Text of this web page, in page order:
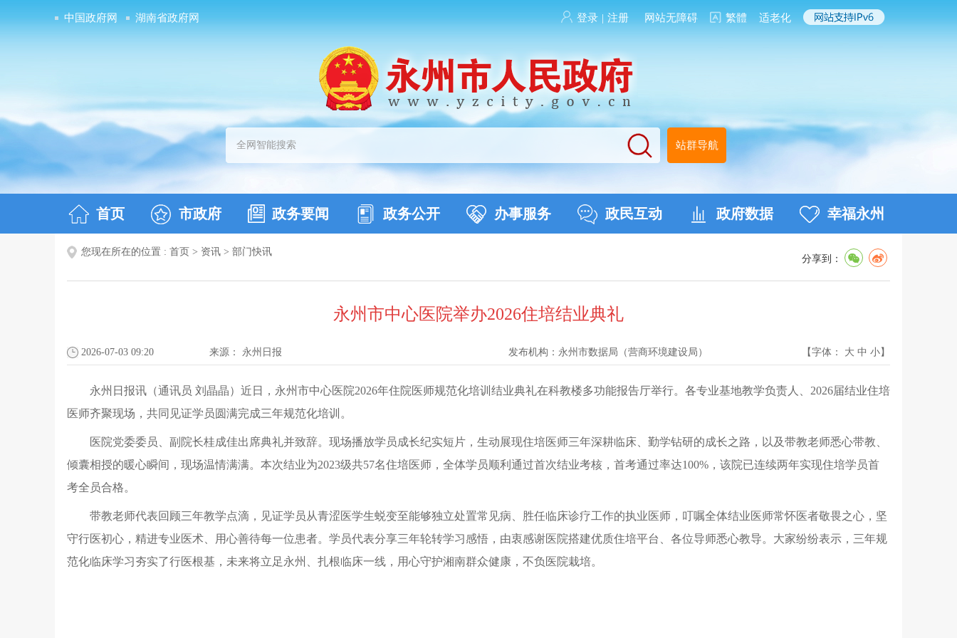
中国政府网 湖南省政府网 登录 | 注册 网站无障碍 繁體 适老化
站群导航
首页 市政府 政务要闻 政务公开 办事服务 政民互动 政府数据 幸福永州
您现在所在的位置 : 首页 > 资讯 > 部门快讯
分享到：
永州市中心医院举办2026住培结业典礼
2026-07-03 09:20 来源： 永州日报 发布机构： 永州市数据局（营商环境建设局） 【字体： 大 中 小】
永州日报讯（通讯员 刘晶晶）近日，永州市中心医院2026年住院医师规范化培训结业典礼在科教楼多功能报告厅举行。各专业基地教学负责人、2026届结业住培
医师齐聚现场，共同见证学员圆满完成三年规范化培训。
医院党委委员、副院长桂成佳出席典礼并致辞。现场播放学员成长纪实短片，生动展现住培医师三年深耕临床、勤学钻研的成长之路，以及带教老师悉心带教、
倾囊相授的暖心瞬间，现场温情满满。本次结业为2023级共57名住培医师，全体学员顺利通过首次结业考核，首考通过率达100%，该院已连续两年实现住培学员首
考全员合格。
带教老师代表回顾三年教学点滴，见证学员从青涩医学生蜕变至能够独立处置常见病、胜任临床诊疗工作的执业医师，叮嘱全体结业医师常怀医者敬畏之心，坚
守行医初心，精进专业医术、用心善待每一位患者。学员代表分享三年轮转学习感悟，由衷感谢医院搭建优质住培平台、各位导师悉心教导。大家纷纷表示，三年规
范化临床学习夯实了行医根基，未来将立足永州、扎根临床一线，用心守护湘南群众健康，不负医院栽培。